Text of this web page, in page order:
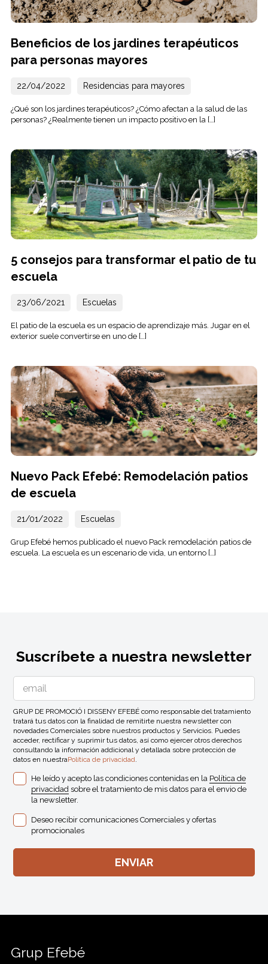
Beneficios de los jardines terapéuticos
para personas mayores
22/04/2022 Residencias para mayores
¿Qué son los jardines terapéuticos? ¿Cómo afectan a la salud de las
personas? ¿Realmente tienen un impacto positivo en la […]
5 consejos para transformar el patio de tu
escuela
23/06/2021 Escuelas
El patio de la escuela es un espacio de aprendizaje más. Jugar en el
exterior suele convertirse en uno de […]
Nuevo Pack Efebé: Remodelación patios
de escuela
21/01/2022 Escuelas
Grup Efebé hemos publicado el nuevo Pack remodelación patios de
escuela. La escuela es un escenario de vida, un entorno […]
Suscríbete a nuestra newsletter
GRUP DE PROMOCIÓ I DISSENY EFEBÉ como responsable del tratamiento
tratará tus datos con la finalidad de remitirte nuestra newsletter con
novedades Comerciales sobre nuestros productos y Servicios. Puedes
acceder, rectificar y suprimir tus datos, así como ejercer otros derechos
consultando la información addicional y detallada sobre protección de
datos en nuestraPolítica de privacidad.
He leído y acepto las condiciones contenidas en la Política de
privacidad sobre el tratamiento de mis datos para el envio de
la newsletter.
Deseo recibir comunicaciones Comerciales y ofertas
promocionales
Grup Efebé